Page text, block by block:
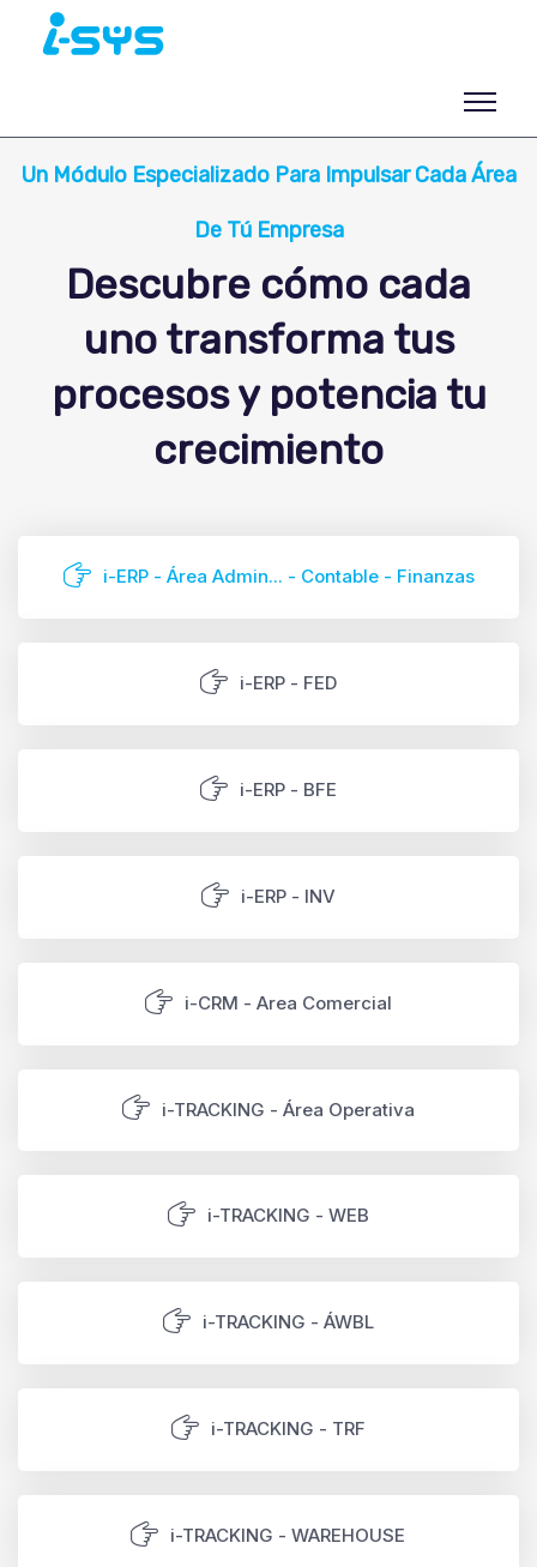
Un Módulo Especializado Para Impulsar Cada Área
De Tú Empresa
Descubre cómo cada
uno transforma tus
procesos y potencia tu
crecimiento
i-ERP - Área Admin... - Contable - Finanzas
i-ERP - FED
i-ERP - BFE
i-ERP - INV
i-CRM - Area Comercial
i-TRACKING - Área Operativa
i-TRACKING - WEB
i-TRACKING - ÁWBL
i-TRACKING - TRF
i-TRACKING - WAREHOUSE